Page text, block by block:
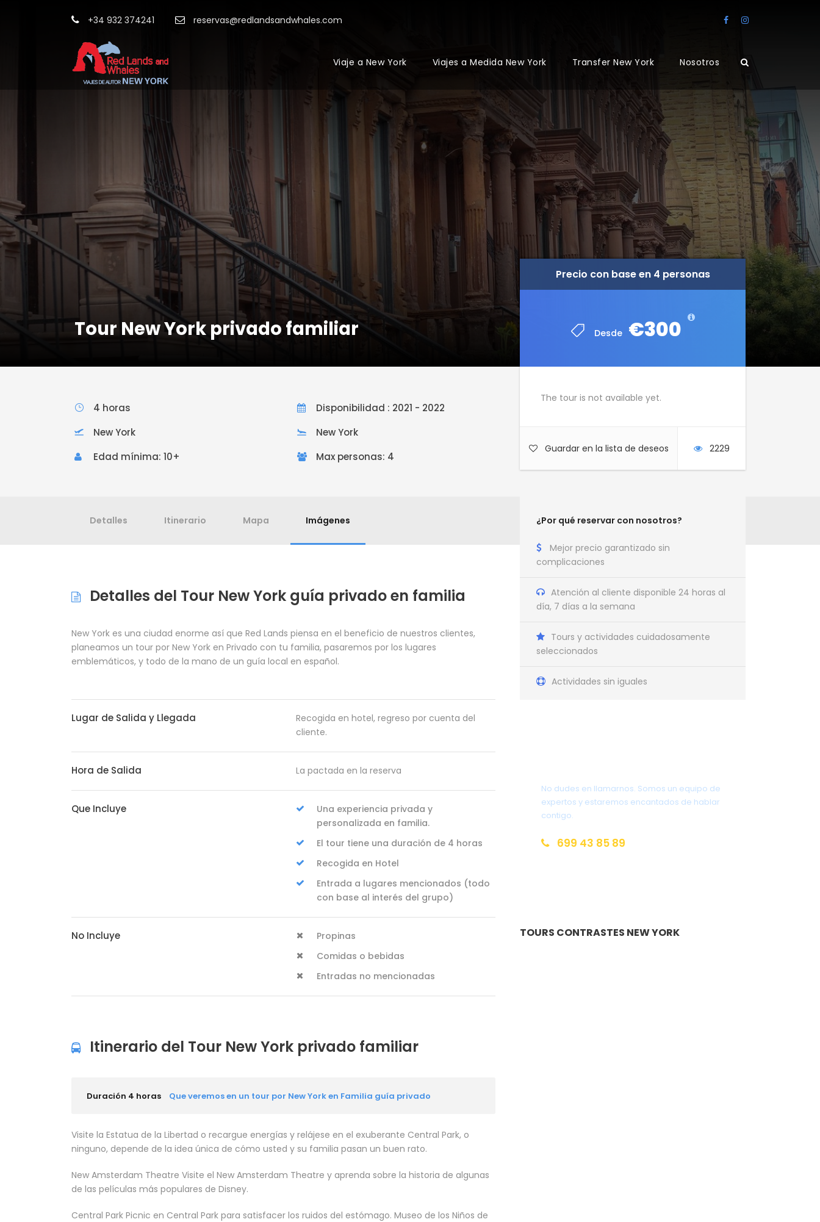
+34 932 374241 reservas@redlandsandwhales.com
Viaje a New York Viajes a Medida New York Transfer New York Nosotros
Tour New York privado familiar
Precio con base en 4 personas
Desde €300
Precio con base en 4 personas
Desde €300
The tour is not available yet.
Guardar en la lista de deseos 2229
¿Por qué reservar con nosotros?
Mejor precio garantizado sin
complicaciones
Atención al cliente disponible 24 horas al
día, 7 días a la semana
Tours y actividades cuidadosamente
seleccionados
Actividades sin iguales
No dudes en llamarnos. Somos un equipo de
expertos y estaremos encantados de hablar
contigo.
699 43 85 89
TOURS CONTRASTES NEW YORK
4 horas
Disponibilidad : 2021 - 2022
New York
New York
Edad mínima: 10+
Max personas: 4
Detalles Itinerario Mapa Imágenes
Detalles del Tour New York guía privado en familia
New York es una ciudad enorme así que Red Lands piensa en el beneficio de nuestros clientes,
planeamos un tour por New York en Privado con tu familia, pasaremos por los lugares
emblemáticos, y todo de la mano de un guía local en español.
Lugar de Salida y Llegada
Recogida en hotel, regreso por cuenta del
cliente.
Hora de Salida La pactada en la reserva
Que Incluye
Una experiencia privada y
personalizada en familia.
El tour tiene una duración de 4 horas
Recogida en Hotel
Entrada a lugares mencionados (todo
con base al interés del grupo)
No Incluye
Propinas
Comidas o bebidas
Entradas no mencionadas
Itinerario del Tour New York privado familiar
Duración 4 horas Que veremos en un tour por New York en Familia guía privado
Visite la Estatua de la Libertad o recargue energías y relájese en el exuberante Central Park, o
ninguno, depende de la idea única de cómo usted y su familia pasan un buen rato.
New Amsterdam Theatre Visite el New Amsterdam Theatre y aprenda sobre la historia de algunas
de las películas más populares de Disney.
Central Park Picnic en Central Park para satisfacer los ruidos del estómago. Museo de los Niños de